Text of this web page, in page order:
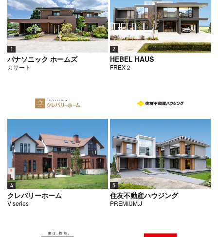
1
パナソニック ホームズ
カサート
2
HEBEL HAUS
FREX２
4
クレバリーホーム
V series
5
住友不動産ハウジング
PREMIUM.J